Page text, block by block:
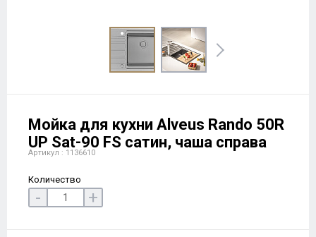
Мойка для кухни Alveus Rando 50R
UP Sat-90 FS сатин, чаша справа
Артикул : 1136610
Количество
- +